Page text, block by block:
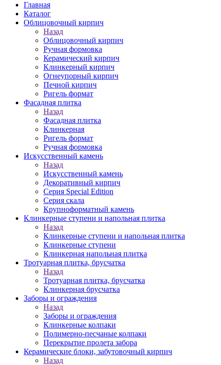
Главная
Каталог
Облицовочный кирпич
Назад
Облицовочный кирпич
Ручная формовка
Керамический кирпич
Клинкерный кирпич
Огнеупорный кирпич
Печной кирпич
Ригель формат
Фасадная плитка
Назад
Фасадная плитка
Клинкерная
Ригель формат
Ручная формовка
Искусственный камень
Назад
Искусственный камень
Декоративный кирпич
Серия Special Edition
Серия скала
Крупноформатный камень
Клинкерные ступени и напольная плитка
Назад
Клинкерные ступени и напольная плитка
Клинкерные ступени
Клинкерная напольная плитка
Тротуарная плитка, брусчатка
Назад
Тротуарная плитка, брусчатка
Клинкерная брусчатка
Заборы и ограждения
Назад
Заборы и ограждения
Клинкерные колпаки
Полимерно-песчаные колпаки
Перекрытие пролета забора
Керамические блоки, забутовочный кирпич
Назад